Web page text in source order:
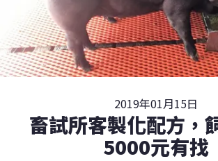
2019年01月15日
畜試所客製化配方，
5000元有找